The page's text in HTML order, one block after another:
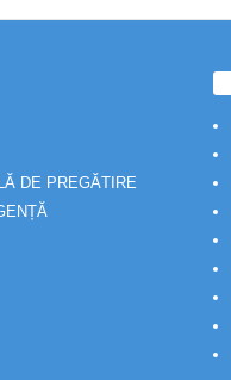
DE PREGĂTIRE